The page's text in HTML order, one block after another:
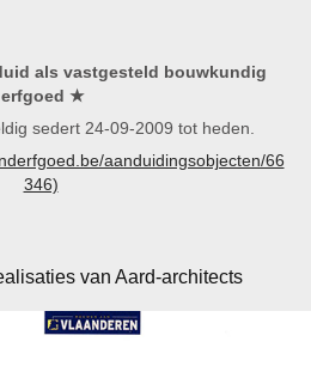
als vastgesteld bouwkundig
erfgoed ★
sedert 24-09-2009 tot heden.
aanduidingsobjecten/66
346)
van Aard-architects